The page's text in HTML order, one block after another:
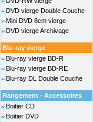
DVD vierge Double Couche
Mini DVD 8cm vierge
DVD vierge Archivage
Blu-ray vierge
Blu-ray vierge BD-R
Blu-ray vierge BD-RE
Blu-ray DL Double Couche
Rangement - Accessoires
Boitier CD
Boitier DVD